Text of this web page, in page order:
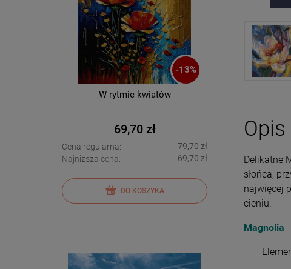
-13%
W rytmie kwiatów
69,70 zł
Cena regularna:
79,70 zł
Najniższa cena:
69,70 zł
DO KOSZYKA
Opis
Delikatne
słońca,
najwięcej
cieniu.
Magnolia